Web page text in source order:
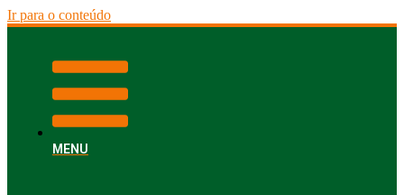
Ir para o conteúdo
MENU